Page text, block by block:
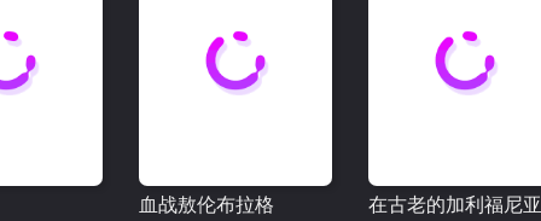
血战敖伦布拉格 在古老的加利福尼亚